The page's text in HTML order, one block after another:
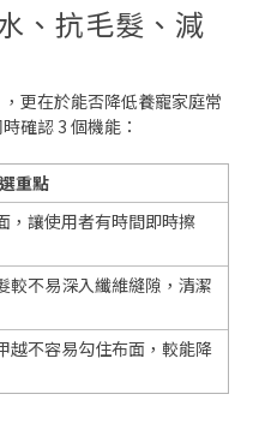
、抗毛髮、減
更在於能否降低養寵家庭常
確認 3 個機能：
重點
，讓使用者有時間即時擦
較不易深入纖維縫隙，清潔
越不容易勾住布面，較能降